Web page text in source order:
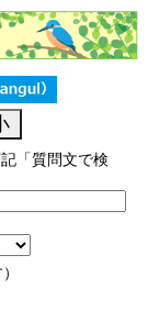
「質問文で検